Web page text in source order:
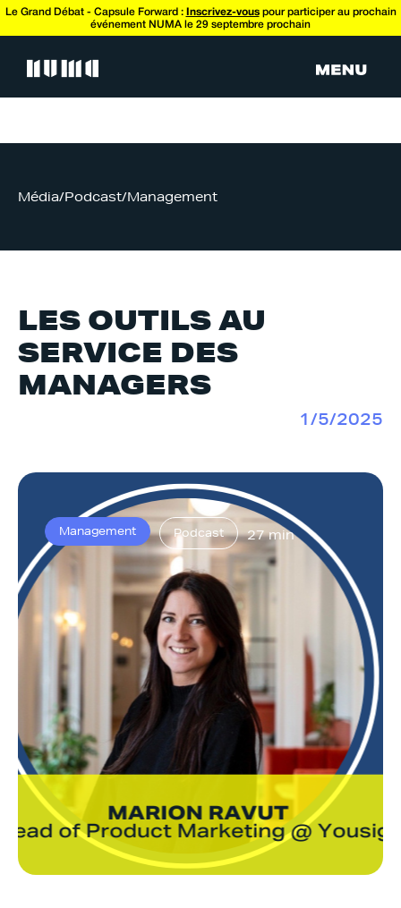
Le Grand Débat - Capsule Forward : Inscrivez-vouspour participer au prochain
événement NUMA le 29 septembre prochain
Média/Podcast/Management
LES OUTILS AU
SERVICE DES
MANAGERS
1/5/2025
Management Podcast 27 min